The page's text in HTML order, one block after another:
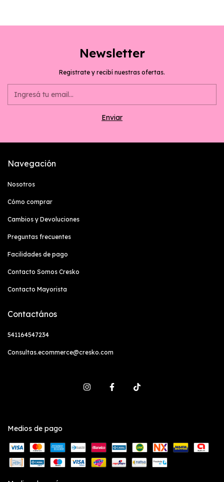
Newsletter
Registrate y recibí nuestras ofertas.
Navegación
Nosotros
Cómo comprar
Cambios y Devoluciones
Preguntas frecuentes
Facilidades de pago
Contacto Somos Cresko
Contacto Mayorista
Contactános
541164547234
Consultas.ecommerce@cresko.com
Medios de pago